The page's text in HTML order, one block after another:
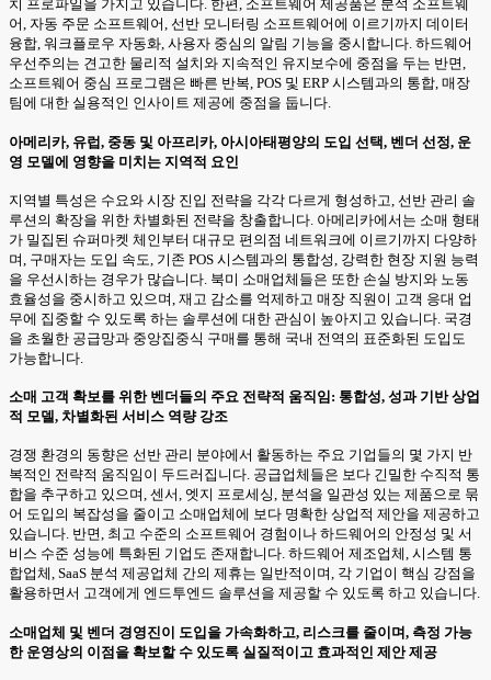
치 프로파일을 가지고 있습니다. 한편, 소프트웨어 제공품은 분석 소프트웨
어, 자동 주문 소프트웨어, 선반 모니터링 소프트웨어에 이르기까지 데이터
융합, 워크플로우 자동화, 사용자 중심의 알림 기능을 중시합니다. 하드웨어
우선주의는 견고한 물리적 설치와 지속적인 유지보수에 중점을 두는 반면,
소프트웨어 중심 프로그램은 빠른 반복, POS 및 ERP 시스템과의 통합, 매장
팀에 대한 실용적인 인사이트 제공에 중점을 둡니다.
아메리카, 유럽, 중동 및 아프리카, 아시아태평양의 도입 선택, 벤더 선정, 운
영 모델에 영향을 미치는 지역적 요인
지역별 특성은 수요와 시장 진입 전략을 각각 다르게 형성하고, 선반 관리 솔
루션의 확장을 위한 차별화된 전략을 창출합니다. 아메리카에서는 소매 형태
가 밀집된 슈퍼마켓 체인부터 대규모 편의점 네트워크에 이르기까지 다양하
며, 구매자는 도입 속도, 기존 POS 시스템과의 통합성, 강력한 현장 지원 능력
을 우선시하는 경우가 많습니다. 북미 소매업체들은 또한 손실 방지와 노동
효율성을 중시하고 있으며, 재고 감소를 억제하고 매장 직원이 고객 응대 업
무에 집중할 수 있도록 하는 솔루션에 대한 관심이 높아지고 있습니다. 국경
을 초월한 공급망과 중앙집중식 구매를 통해 국내 전역의 표준화된 도입도
가능합니다.
소매 고객 확보를 위한 벤더들의 주요 전략적 움직임: 통합성, 성과 기반 상업
적 모델, 차별화된 서비스 역량 강조
경쟁 환경의 동향은 선반 관리 분야에서 활동하는 주요 기업들의 몇 가지 반
복적인 전략적 움직임이 두드러집니다. 공급업체들은 보다 긴밀한 수직적 통
합을 추구하고 있으며, 센서, 엣지 프로세싱, 분석을 일관성 있는 제품으로 묶
어 도입의 복잡성을 줄이고 소매업체에 보다 명확한 상업적 제안을 제공하고
있습니다. 반면, 최고 수준의 소프트웨어 경험이나 하드웨어의 안정성 및 서
비스 수준 성능에 특화된 기업도 존재합니다. 하드웨어 제조업체, 시스템 통
합업체, SaaS 분석 제공업체 간의 제휴는 일반적이며, 각 기업이 핵심 강점을
활용하면서 고객에게 엔드투엔드 솔루션을 제공할 수 있도록 하고 있습니다.
소매업체 및 벤더 경영진이 도입을 가속화하고, 리스크를 줄이며, 측정 가능
한 운영상의 이점을 확보할 수 있도록 실질적이고 효과적인 제안 제공